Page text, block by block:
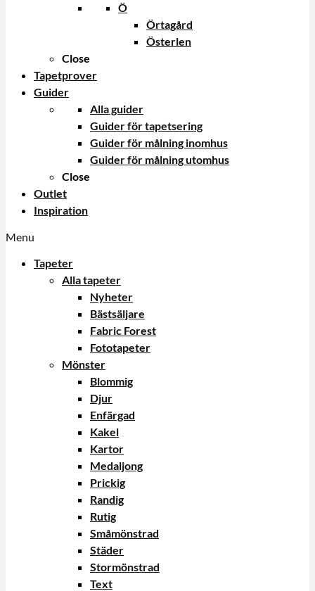
Ö
Örtagård
Österlen
Close
Tapetprover
Guider
Alla guider
Guider för tapetsering
Guider för målning inomhus
Guider för målning utomhus
Close
Outlet
Inspiration
Menu
Tapeter
Alla tapeter
Nyheter
Bästsäljare
Fabric Forest
Fototapeter
Mönster
Blommig
Djur
Enfärgad
Kakel
Kartor
Medaljong
Prickig
Randig
Rutig
Småmönstrad
Städer
Stormönstrad
Text